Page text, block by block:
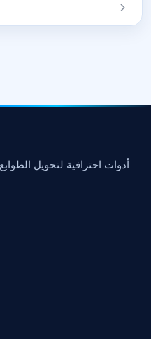
أدوات احترافية لتحويل